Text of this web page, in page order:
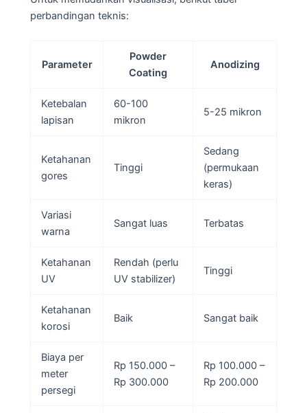
perbandingan teknis:
Parameter
Powder
Coating
Anodizing
Ketebalan
lapisan
60-100
mikron
5-25 mikron
Ketahanan
gores
Tinggi
Sedang
(permukaan
keras)
Variasi
warna
Sangat luas Terbatas
Ketahanan
UV
Rendah (perlu
UV stabilizer)
Tinggi
Ketahanan
korosi
Baik Sangat baik
Biaya per
meter
persegi
Rp 150.000 –
Rp 300.000
Rp 100.000 –
Rp 200.000